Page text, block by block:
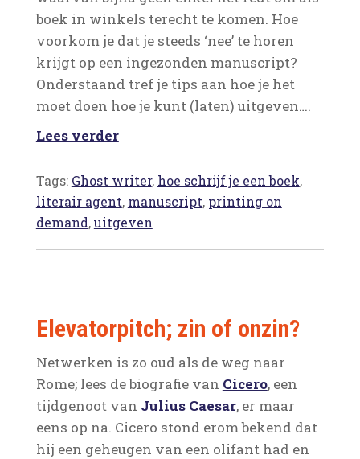
boek in winkels terecht te komen. Hoe
voorkom je dat je steeds ‘nee’ te horen
krijgt op een ingezonden manuscript?
Onderstaand tref je tips aan hoe je het
moet doen hoe je kunt (laten) uitgeven….
Lees verder
Tags: Ghost writer, hoe schrijf je een boek,
literair agent, manuscript, printing on
demand,uitgeven
Elevatorpitch; zin of onzin?
Netwerken is zo oud als de weg naar
Rome; lees de biografie van Cicero, een
tijdgenoot van Julius Caesar, er maar
eens op na. Cicero stond erom bekend dat
hij een geheugen van een olifant had en